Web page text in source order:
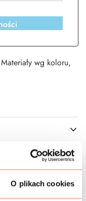
O plikach cookies
Materiały wg koloru,